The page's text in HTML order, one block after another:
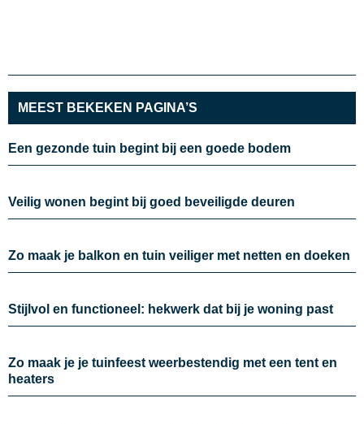
MEEST BEKEKEN PAGINA’S
Een gezonde tuin begint bij een goede bodem
Veilig wonen begint bij goed beveiligde deuren
Zo maak je balkon en tuin veiliger met netten en doeken
Stijlvol en functioneel: hekwerk dat bij je woning past
Zo maak je je tuinfeest weerbestendig met een tent en
heaters